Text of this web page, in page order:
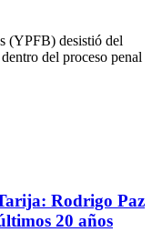
(YPFB) desistió del
del proceso penal
Rodrigo Paz
20 años